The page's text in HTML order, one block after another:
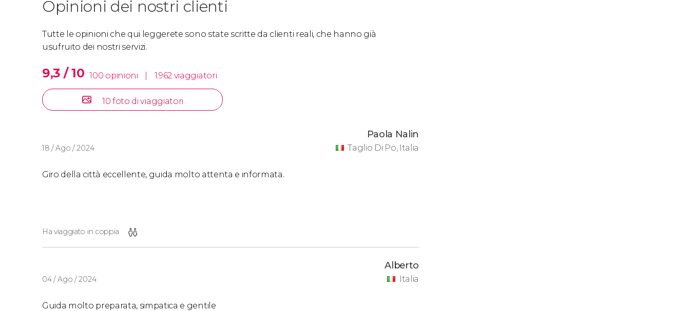
Tour panoramico di 9 ore:in questo caso, faremo il tour panoramico dell'itinerario
Tenete presente che il tour di 3 ore è disponibile solo alle 8:00, 9:00, 10:00 e 11:00.
La prenotazione di un tour privato vi assicura un servizio su misura per voi. Inoltre, se siete
Opinioni dei nostri clienti
Tutte le opinioni che qui leggerete sono state scritte da clienti reali, che hanno già
usufruito dei nostri servizi.
9,3 / 10 100 opinioni 1.962 viaggiatori
10 foto di viaggiatori
18 / Ago / 2024
Paola Nalin
Taglio Di Po, Italia
Giro della città eccellente, guida molto attenta e informata.
Ha viaggiato in coppia
04 / Ago / 2024
Alberto
Italia
Guida molto preparata, simpatica e gentile